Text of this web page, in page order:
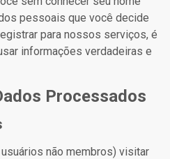
pessoais que você decide
para nossos serviços, é
informações verdadeiras e
Processados
não membros) visitar